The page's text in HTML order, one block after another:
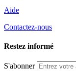
Aide
Contactez-nous
Restez informé
S'abonner